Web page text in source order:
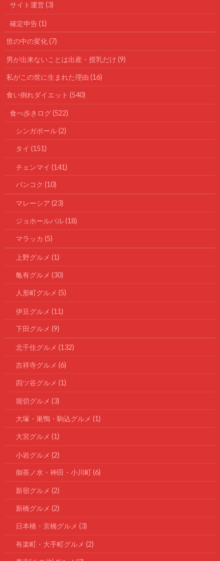
サイト運営(3)
確定申告(1)
世の中の変化(7)
男が出来ないことは出産・授乳だけ(9)
私がこの世に生まれた理由(16)
食い倒れダイエット(540)
食べ歩きログ(522)
シンガポール(2)
タイ (151)
チェンマイ (141)
バンコク (10)
マレーシア (23)
ジョホールバル(18)
マラッカ (5)
上野グルメ (1)
亀有グルメ (30)
人形町グルメ (5)
伊豆グルメ (11)
下田グルメ (9)
北千住グルメ (132)
吉祥寺グルメ (6)
四ツ谷グルメ (1)
堀切グルメ (3)
大塚・巣鴨・駒込グルメ (1)
大宮グルメ (1)
小岩グルメ (2)
御茶ノ水・神田・小川町(6)
新宿グルメ (2)
新橋グルメ (2)
日本橋・京橋グルメ (3)
有楽町・大手町グルメ (2)